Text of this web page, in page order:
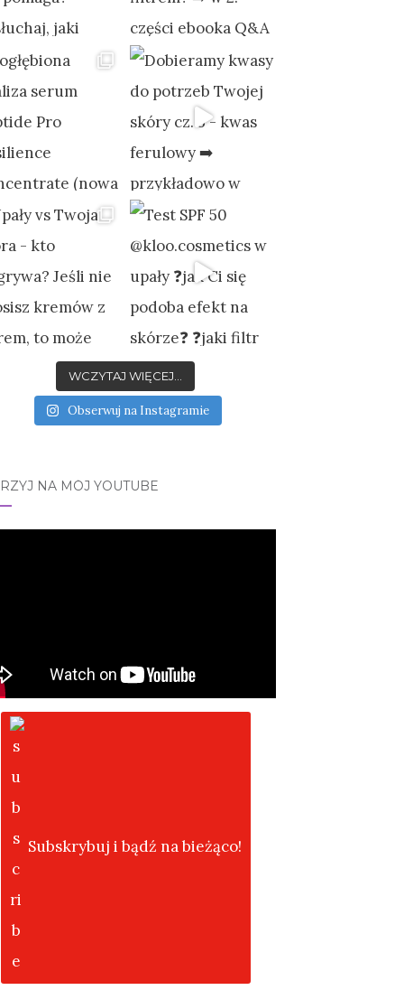
WCZYTAJ WIĘCEJ...
Obserwuj na Instagramie
NA MÓJ YOUTUBE
Subskrybuj i bądź na bieżąco!